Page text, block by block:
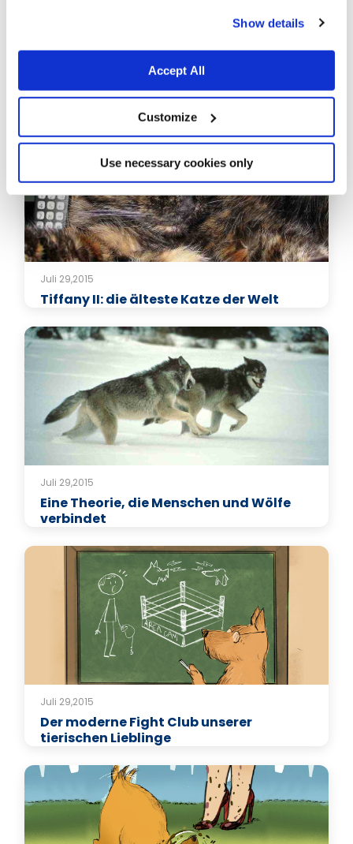
Show details
Accept All
Customize
Use necessary cookies only
Verwandte Artikel
Juli 29,2015
Tiffany II: die älteste Katze der Welt
Juli 29,2015
Eine Theorie, die Menschen und Wölfe
verbindet
Juli 29,2015
Der moderne Fight Club unserer
tierischen Lieblinge